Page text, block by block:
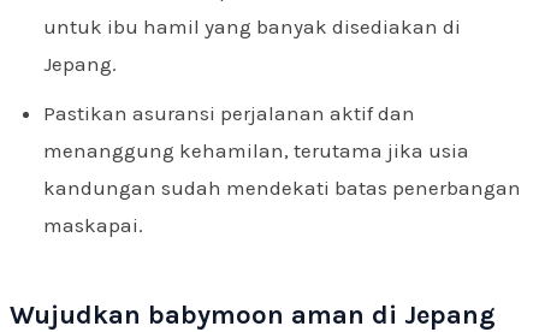
untuk ibu hamil yang banyak disediakan di
Jepang.
Pastikan asuransi perjalanan aktif dan
menanggung kehamilan, terutama jika usia
kandungan sudah mendekati batas penerbangan
maskapai.
Wujudkan babymoon aman di Jepang